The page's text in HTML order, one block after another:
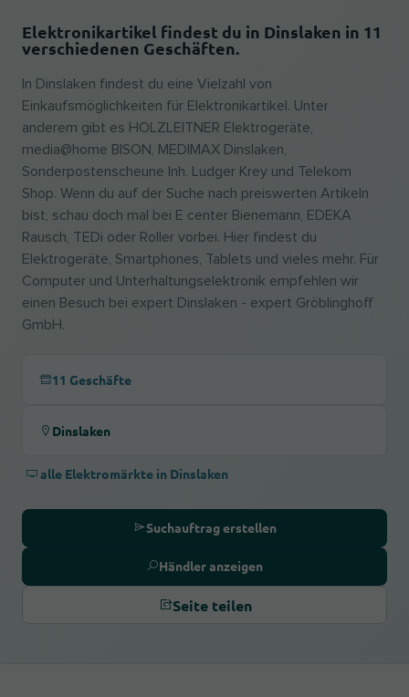
Elektronikartikel findest du in Dinslaken in 11
verschiedenen Geschäften.
In Dinslaken findest du eine Vielzahl von
Einkaufsmöglichkeiten für Elektronikartikel. Unter
anderem gibt es HOLZLEITNER Elektrogeräte,
media@home BISON, MEDIMAX Dinslaken,
Sonderpostenscheune Inh. Ludger Krey und Telekom
Shop. Wenn du auf der Suche nach preiswerten Artikeln
bist, schau doch mal bei E center Bienemann, EDEKA
Rausch, TEDi oder Roller vorbei. Hier findest du
Elektrogeräte, Smartphones, Tablets und vieles mehr. Für
Computer und Unterhaltungselektronik empfehlen wir
einen Besuch bei expert Dinslaken - expert Gröblinghoff
GmbH.
11 Geschäfte
Dinslaken
alle Elektromärkte in Dinslaken
Suchauftrag erstellen
Händler anzeigen
Seite teilen